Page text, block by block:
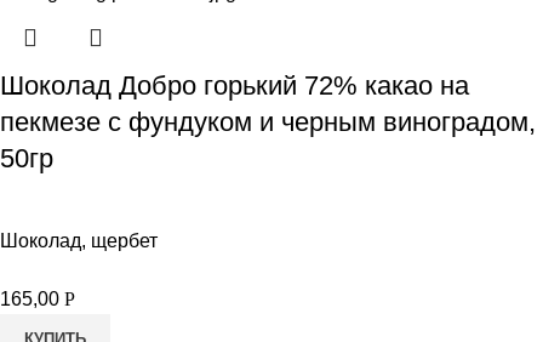
Шоколад Добро горький 72% какао на
пекмезе с фундуком и черным виноградом,
50гр
Шоколад, щербет
165,00 Р